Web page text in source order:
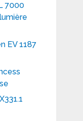
7000
EV 1187